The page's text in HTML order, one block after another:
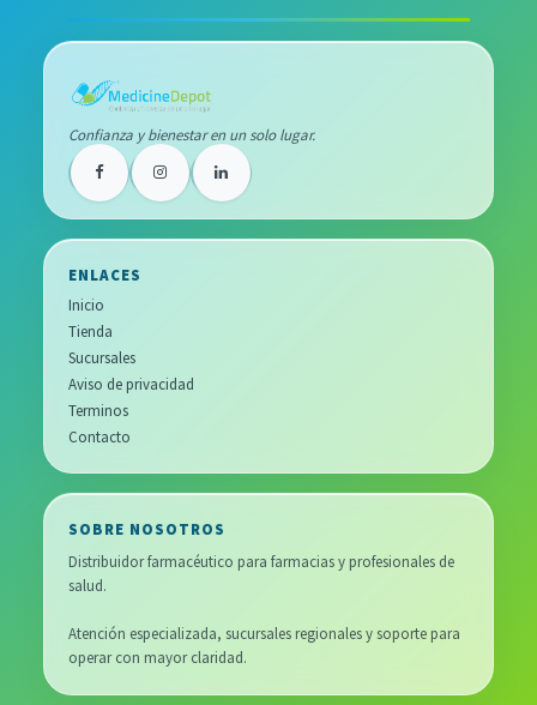
Confianza y bienestar en un solo lugar.
ENLACES
Inicio
Tienda
Sucursales
Aviso de privacidad
Terminos
Contacto
SOBRE NOSOTROS
Distribuidor farmacéutico para farmacias y profesionales de
salud.
Atención especializada, sucursales regionales y soporte para
operar con mayor claridad.